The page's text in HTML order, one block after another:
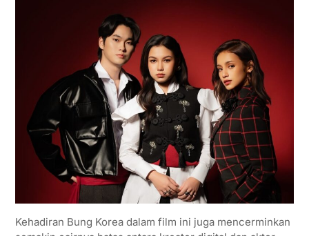
Kehadiran Bung Korea dalam film ini juga mencerminkan